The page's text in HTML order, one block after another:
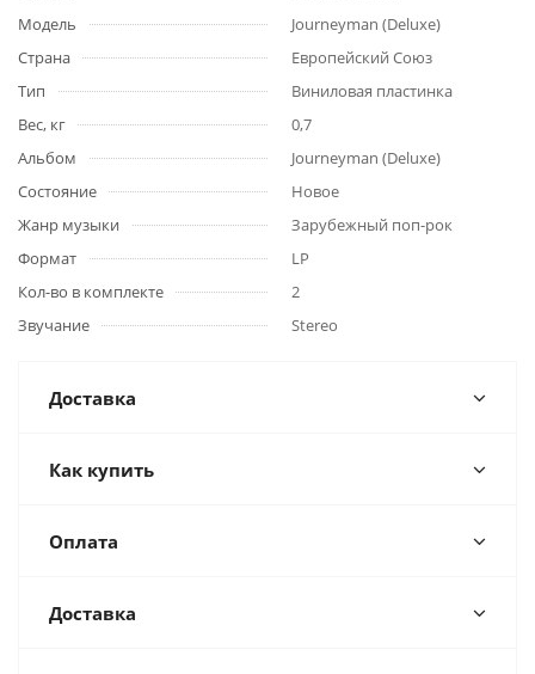
Модель
Journeyman (Deluxe)
Страна
Европейский Союз
Тип
Виниловая пластинка
Вес, кг
0,7
Альбом
Journeyman (Deluxe)
Состояние
Новое
Жанр музыки
Зарубежный поп-рок
Формат
LP
Кол-во в комплекте
2
Звучание
Stereo
Доставка
Как купить
Оплата
Доставка